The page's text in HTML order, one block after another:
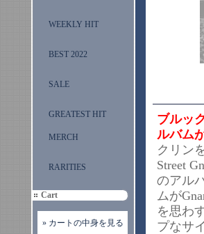
WEEKLY HIT
BEST 2022
SALE
GREATEST HIT
MERCH
RARITIES
Cart
» カートの中身を見る
ブルッ
ルバム
クリン
Street
のアル
ムが
を思わ
プなサ